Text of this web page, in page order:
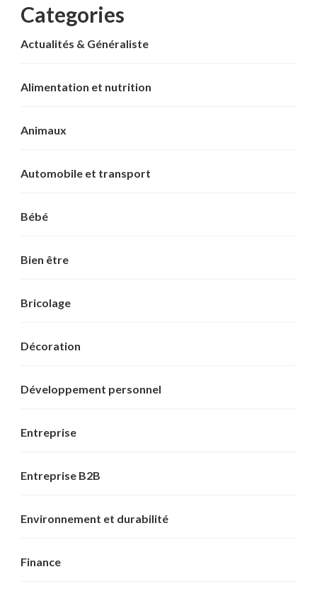
Categories
Actualités & Généraliste
Alimentation et nutrition
Animaux
Automobile et transport
Bébé
Bien être
Bricolage
Décoration
Développement personnel
Entreprise
Entreprise B2B
Environnement et durabilité
Finance